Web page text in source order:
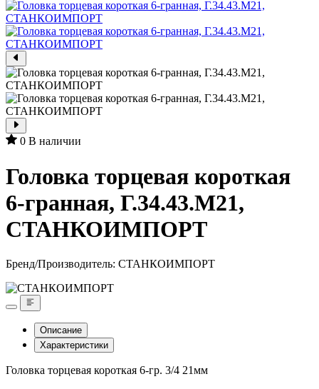
0 В наличии
Головка торцевая короткая
6-гранная, Г.34.43.М21,
СТАНКОИМПОРТ
Бренд/Производитель: СТАНКОИМПОРТ
Описание
Характеристики
Головка торцевая короткая 6-гр. 3/4 21мм